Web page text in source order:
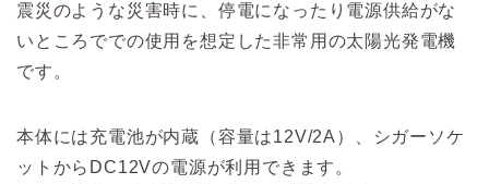
震災のような災害時に、停電になったり電源供給がな
いところででの使用を想定した非常用の太陽光発電機
です。
本体には充電池が内蔵（容量は12V/2A）、シガーソケ
ットからDC12Vの電源が利用できます。